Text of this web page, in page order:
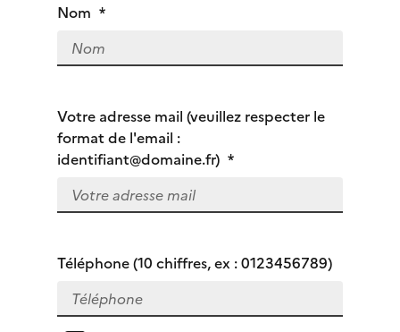
Nom *
Votre adresse mail (veuillez respecter le
format de l'email :
identifiant@domaine.fr) *
Téléphone (10 chiffres, ex : 0123456789)